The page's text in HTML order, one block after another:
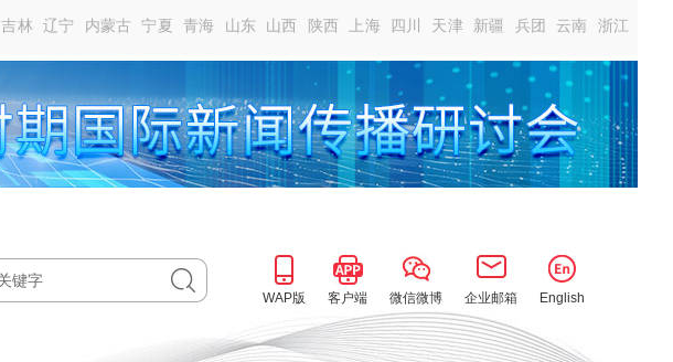
吉林 辽宁 内蒙古 宁夏 青海 山东 山西 陕西 上海 四川 天津 新疆 兵团 云南 浙江
WAP版 客户端 微信微博 企业邮箱 English